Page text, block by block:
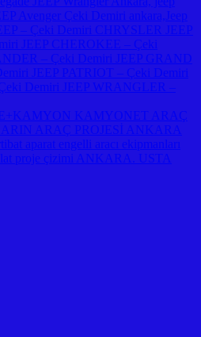
Avenger Çeki Demiri ankara,Jeep
– Çeki Demiri CHRYSLER JEEP
JEEP CHEROKEE – Çeki
– Çeki Demiri JEEP GRAND
JEEP PATRIOT – Çeki Demiri
Demiri JEEP WRANGLER –
KAMYONET ARAÇ
ARAÇ PROJESİ ANKARA
aparat engelli aracı ekipmanları
proje çizimi ANKARA. USTA